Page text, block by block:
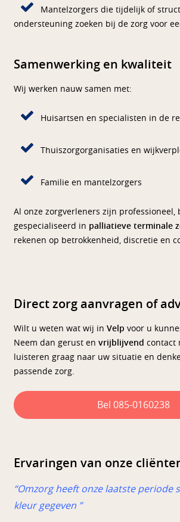
Mantelzorgers die tijdelijk of
ondersteuning zoeken bij de zorg voor
Samenwerking en kwaliteit
Wij werken nauw samen met:
Huisartsen en specialisten in de
Thuiszorgorganisaties en
Familie en mantelzorgers
Al onze zorgverleners zijn professioneel,
gespecialiseerd in palliatieve terminale
rekenen op betrokkenheid, discretie en
Direct zorg aanvragen of
Wilt u weten wat wij inVelp voor u
Neem dan gerust envrijblijvend contact
luisteren graag naar uw situatie en
passende zorg.
Bel 085-0160238
Ervaringen van onze
“Omzorg heeft onze laatste periode
kleur gegeven ”